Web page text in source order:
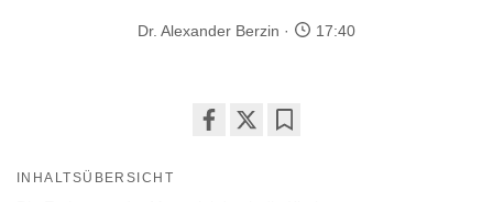
Dr. Alexander Berzin 17:40
INHALTSÜBERSICHT